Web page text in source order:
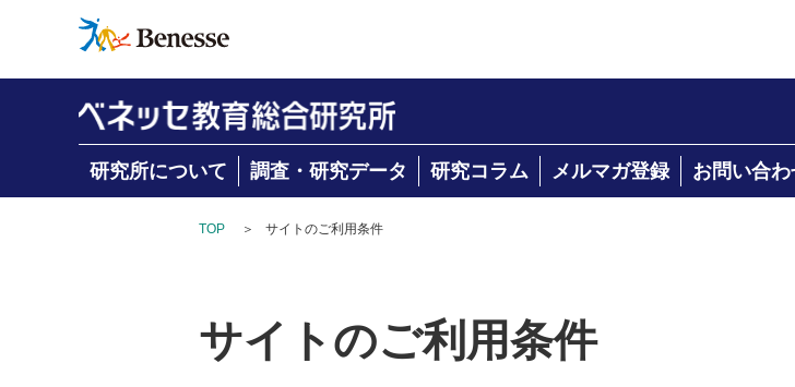
研究所について 調査・研究データ 研究コラム メルマガ登録 お問い合わ
TOP ＞ サイトのご利用条件
サイトのご利用条件